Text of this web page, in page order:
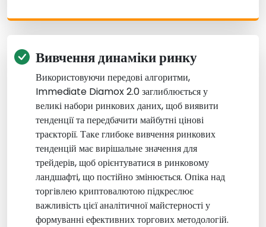
Вивчення динаміки ринку
Використовуючи передові алгоритми,
Immediate Diamox 2.0 заглиблюється у
великі набори ринкових даних, щоб виявити
тенденції та передбачити майбутні цінові
траєкторії. Таке глибоке вивчення ринкових
тенденцій має вирішальне значення для
трейдерів, щоб орієнтуватися в ринковому
ландшафті, що постійно змінюється. Опіка над
торгівлею криптовалютою підкреслює
важливість цієї аналітичної майстерності у
формуванні ефективних торгових методологій.